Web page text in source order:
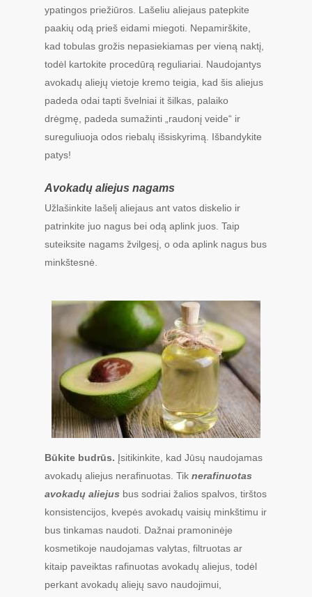
ypatingos priežiūros. Lašeliu aliejaus patepkite
paakių odą prieš eidami miegoti. Nepamirškite,
kad tobulas grožis nepasiekiamas per vieną naktį,
todėl kartokite procedūrą reguliariai. Naudojantys
avokadų aliejų vietoje kremo teigia, kad šis aliejus
padeda odai tapti švelniai it šilkas, palaiko
drėgmę, padeda sumažinti „raudonį veide“ ir
sureguliuoja odos riebalų išsiskyrimą. Išbandykite
patys!
Avokadų aliejus nagams
Užlašinkite lašelį aliejaus ant vatos diskelio ir
patrinkite juo nagus bei odą aplink juos. Taip
suteiksite nagams žvilgesį, o oda aplink nagus bus
minkštesnė.
Būkite budrūs. Įsitikinkite, kad Jūsų naudojamas
avokadų aliejus nerafinuotas. Tik nerafinuotas
avokadų aliejus bus sodriai žalios spalvos, tirštos
konsistencijos, kvepės avokadų vaisių minkštimu ir
bus tinkamas naudoti. Dažnai pramoninėje
kosmetikoje naudojamas valytas, filtruotas ar
kitaip paveiktas rafinuotas avokadų aliejus, todėl
perkant avokadų aliejų savo naudojimui,